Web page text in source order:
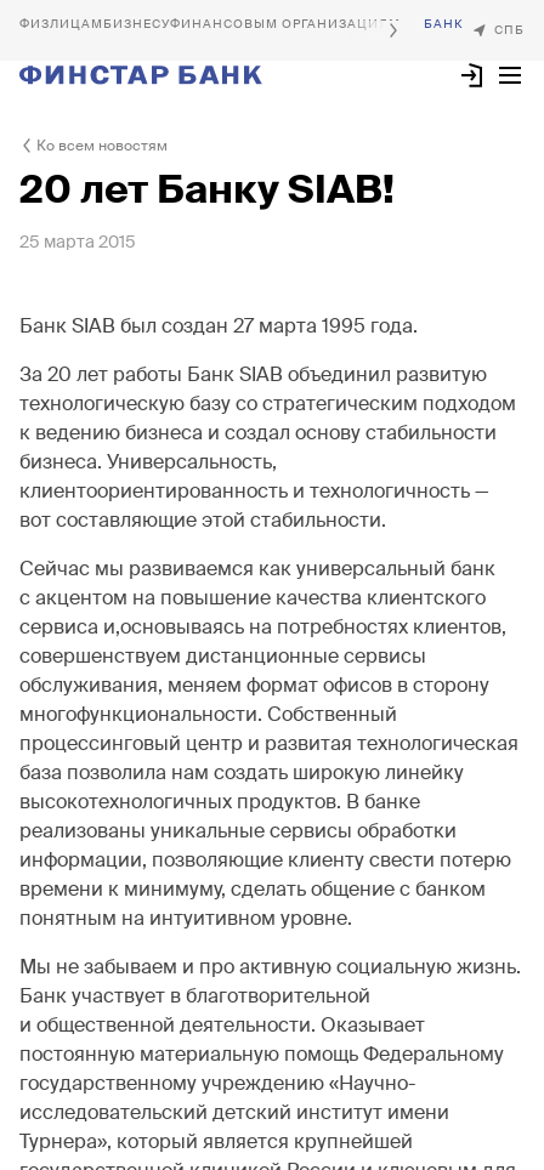
БИЗНЕСУФИНАНСОВЫМ ОРГАНИЗАЦИЯМ
Ко всем новостям
20 лет Банку SIAB!
25 марта 2015
Банк SIAB был создан 27 марта 1995 года.
За 20 лет работы Банк SIAB объединил развитую
технологическую базу со стратегическим подходом
к ведению бизнеса и создал основу стабильности
бизнеса. Универсальность,
клиентоориентированность и технологичность —
вот составляющие этой стабильности.
Сейчас мы развиваемся как универсальный банк
с акцентом на повышение качества клиентского
сервиса и,основываясь на потребностях клиентов,
совершенствуем дистанционные сервисы
обслуживания, меняем формат офисов в сторону
многофункциональности. Собственный
процессинговый центр и развитая технологическая
база позволила нам создать широкую линейку
высокотехнологичных продуктов. В банке
реализованы уникальные сервисы обработки
информации, позволяющие клиенту свести потерю
времени к минимуму, сделать общение с банком
понятным на интуитивном уровне.
Мы не забываем и про активную социальную жизнь.
Банк участвует в благотворительной
и общественной деятельности. Оказывает
постоянную материальную помощь Федеральному
государственному учреждению «Научно-
исследовательский детский институт имени
Турнера», который является крупнейшей